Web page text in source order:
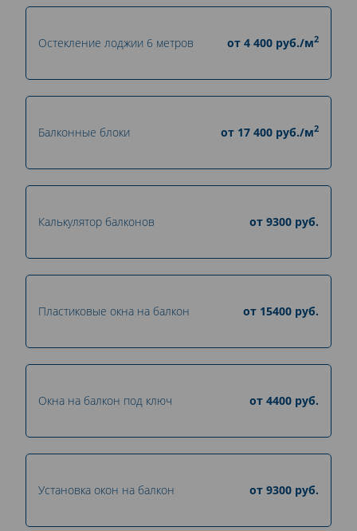
Остекление лоджии 6 метров от 4 400 руб./м2
Балконные блоки от 17 400 руб./м2
Калькулятор балконов от 9300 руб.
Пластиковые окна на балкон от 15400 руб.
Окна на балкон под ключ от 4400 руб.
Установка окон на балкон от 9300 руб.